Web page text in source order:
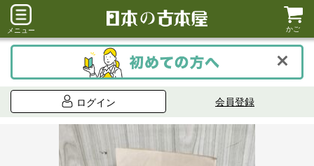
メニュー かご
ログイン 会員登録